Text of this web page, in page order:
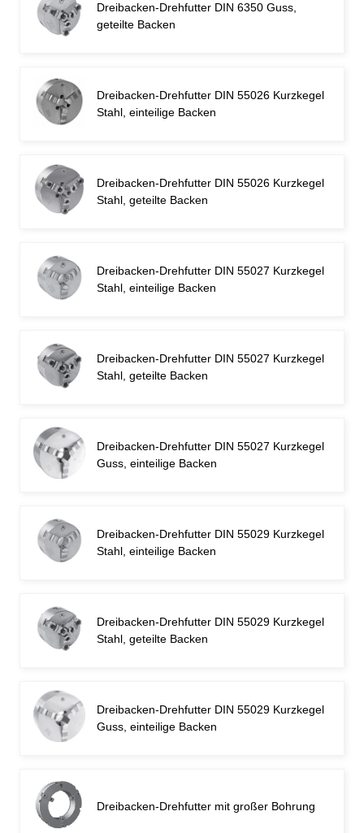
Dreibacken-Drehfutter DIN 6350 Guss,
geteilte Backen
Dreibacken-Drehfutter DIN 55026 Kurzkegel
Stahl, einteilige Backen
Dreibacken-Drehfutter DIN 55026 Kurzkegel
Stahl, geteilte Backen
Dreibacken-Drehfutter DIN 55027 Kurzkegel
Stahl, einteilige Backen
Dreibacken-Drehfutter DIN 55027 Kurzkegel
Stahl, geteilte Backen
Dreibacken-Drehfutter DIN 55027 Kurzkegel
Guss, einteilige Backen
Dreibacken-Drehfutter DIN 55029 Kurzkegel
Stahl, einteilige Backen
Dreibacken-Drehfutter DIN 55029 Kurzkegel
Stahl, geteilte Backen
Dreibacken-Drehfutter DIN 55029 Kurzkegel
Guss, einteilige Backen
Dreibacken-Drehfutter mit großer Bohrung